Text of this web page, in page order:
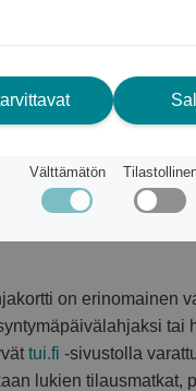
Kirjaudu sisään ja tilaa
on erinomainen
tai
tui.fi -sivustolla
lukien tilausmatkat,
Välttämätön